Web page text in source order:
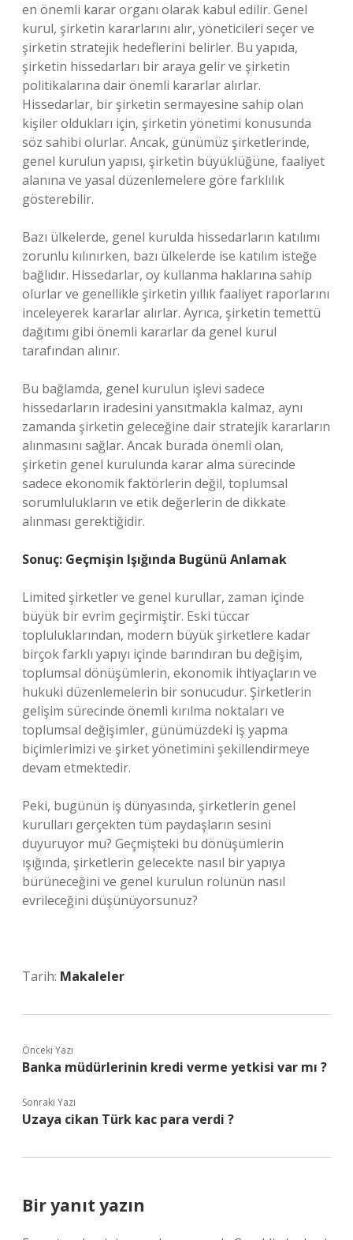
en önemli karar organı olarak kabul edilir. Genel
kurul, şirketin kararlarını alır, yöneticileri seçer ve
şirketin stratejik hedeflerini belirler. Bu yapıda,
şirketin hissedarları bir araya gelir ve şirketin
politikalarına dair önemli kararlar alırlar.
Hissedarlar, bir şirketin sermayesine sahip olan
kişiler oldukları için, şirketin yönetimi konusunda
söz sahibi olurlar. Ancak, günümüz şirketlerinde,
genel kurulun yapısı, şirketin büyüklüğüne, faaliyet
alanına ve yasal düzenlemelere göre farklılık
gösterebilir.
Bazı ülkelerde, genel kurulda hissedarların katılımı
zorunlu kılınırken, bazı ülkelerde ise katılım isteğe
bağlıdır. Hissedarlar, oy kullanma haklarına sahip
olurlar ve genellikle şirketin yıllık faaliyet raporlarını
inceleyerek kararlar alırlar. Ayrıca, şirketin temettü
dağıtımı gibi önemli kararlar da genel kurul
tarafından alınır.
Bu bağlamda, genel kurulun işlevi sadece
hissedarların iradesini yansıtmakla kalmaz, aynı
zamanda şirketin geleceğine dair stratejik kararların
alınmasını sağlar. Ancak burada önemli olan,
şirketin genel kurulunda karar alma sürecinde
sadece ekonomik faktörlerin değil, toplumsal
sorumlulukların ve etik değerlerin de dikkate
alınması gerektiğidir.
Sonuç: Geçmişin Işığında Bugünü Anlamak
Limited şirketler ve genel kurullar, zaman içinde
büyük bir evrim geçirmiştir. Eski tüccar
topluluklarından, modern büyük şirketlere kadar
birçok farklı yapıyı içinde barındıran bu değişim,
toplumsal dönüşümlerin, ekonomik ihtiyaçların ve
hukuki düzenlemelerin bir sonucudur. Şirketlerin
gelişim sürecinde önemli kırılma noktaları ve
toplumsal değişimler, günümüzdeki iş yapma
biçimlerimizi ve şirket yönetimini şekillendirmeye
devam etmektedir.
Peki, bugünün iş dünyasında, şirketlerin genel
kurulları gerçekten tüm paydaşların sesini
duyuruyor mu? Geçmişteki bu dönüşümlerin
ışığında, şirketlerin gelecekte nasıl bir yapıya
bürüneceğini ve genel kurulun rolünün nasıl
evrileceğini düşünüyorsunuz?
Tarih: Makaleler
Önceki Yazı
Banka müdürlerinin kredi verme yetkisi var mı ?
Sonraki Yazı
Uzaya cikan Türk kac para verdi ?
Bir yanıt yazın